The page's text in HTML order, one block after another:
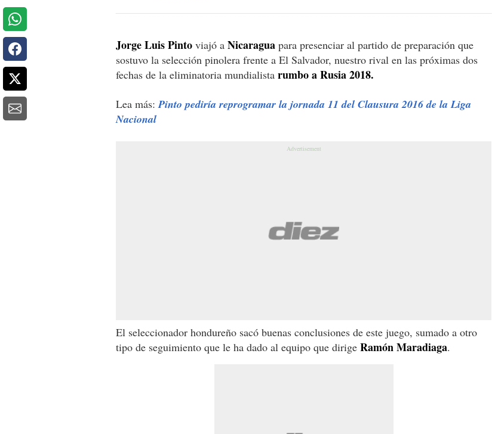
Jorge Luis Pinto viajó a Nicaragua para presenciar al partido de preparación que
sostuvo la selección pinolera frente a El Salvador, nuestro rival en las próximas dos
fechas de la eliminatoria mundialista rumbo a Rusia 2018.
Lea más:Pinto pediría reprogramar la jornada 11 del Clausura 2016 de la Liga
Nacional
El seleccionador hondureño sacó buenas conclusiones de este juego, sumado a otro
tipo de seguimiento que le ha dado al equipo que dirige Ramón Maradiaga.